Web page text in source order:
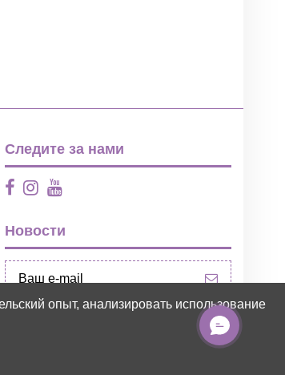
Следите за нами
Новости
опыт, анализировать использование
ЧАТ